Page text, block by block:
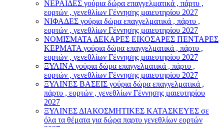
ΝΕΡΑΙΔΕΣ γούρια δώρα επαγγελματικά , πάρτυ ,
εορτών , γενεθλίων Γέννησης μαιευτηρίου 2027
ΝΙΦΑΔΕΣ γούρια δώρα επαγγελματικά , πάρτυ ,
εορτών , γενεθλίων Γέννησης μαιευτηρίου 2027
ΝΟΜΙΣΜΑΤΑ ΔΕΚΑΡΕΣ ΕΙΚΟΣΑΡΕΣ ΠΕΝΤΑΡΕΣ
ΚΕΡΜΑΤΑ γούρια δώρα επαγγελματικά , πάρτυ ,
εορτών , γενεθλίων Γέννησης μαιευτηρίου 2027
ΞΥΛΙΝΑ γούρια δώρα επαγγελματικά , πάρτυ ,
εορτών , γενεθλίων Γέννησης μαιευτηρίου 2027
ΞΥΛΙΝΕΣ ΒΑΣΕΙΣ γούρια δώρα επαγγελματικά ,
πάρτυ , εορτών , γενεθλίων Γέννησης μαιευτηρίου
2027
ΞΥΛΙΝΕΣ ΔΙΑΚΟΣΜΗΤΙΚΕΣ ΚΑΤΑΣΚΕΥΕΣ σε
όλα τα θέματα για δώρα παρτυ γενεθλίων εορτών